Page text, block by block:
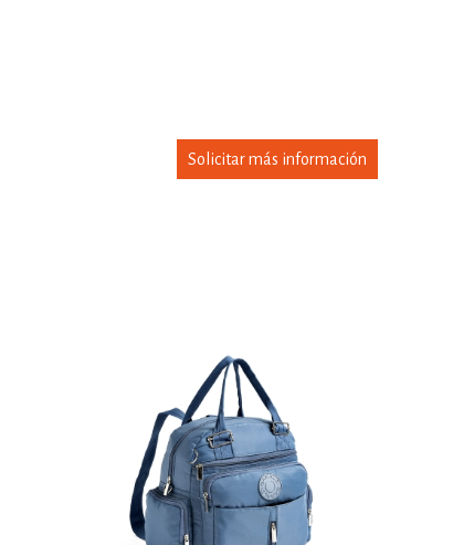
Solicitar más información